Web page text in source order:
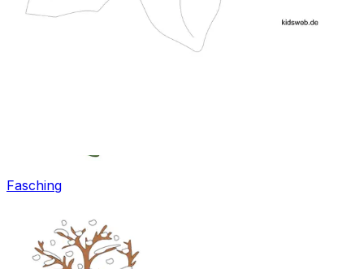
Fasching